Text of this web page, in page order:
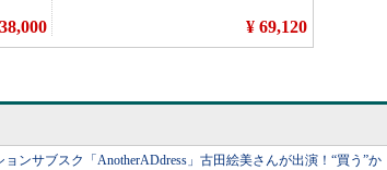
ンサブスク「AnotherADdress」古田絵美さんが出演！“買う”か